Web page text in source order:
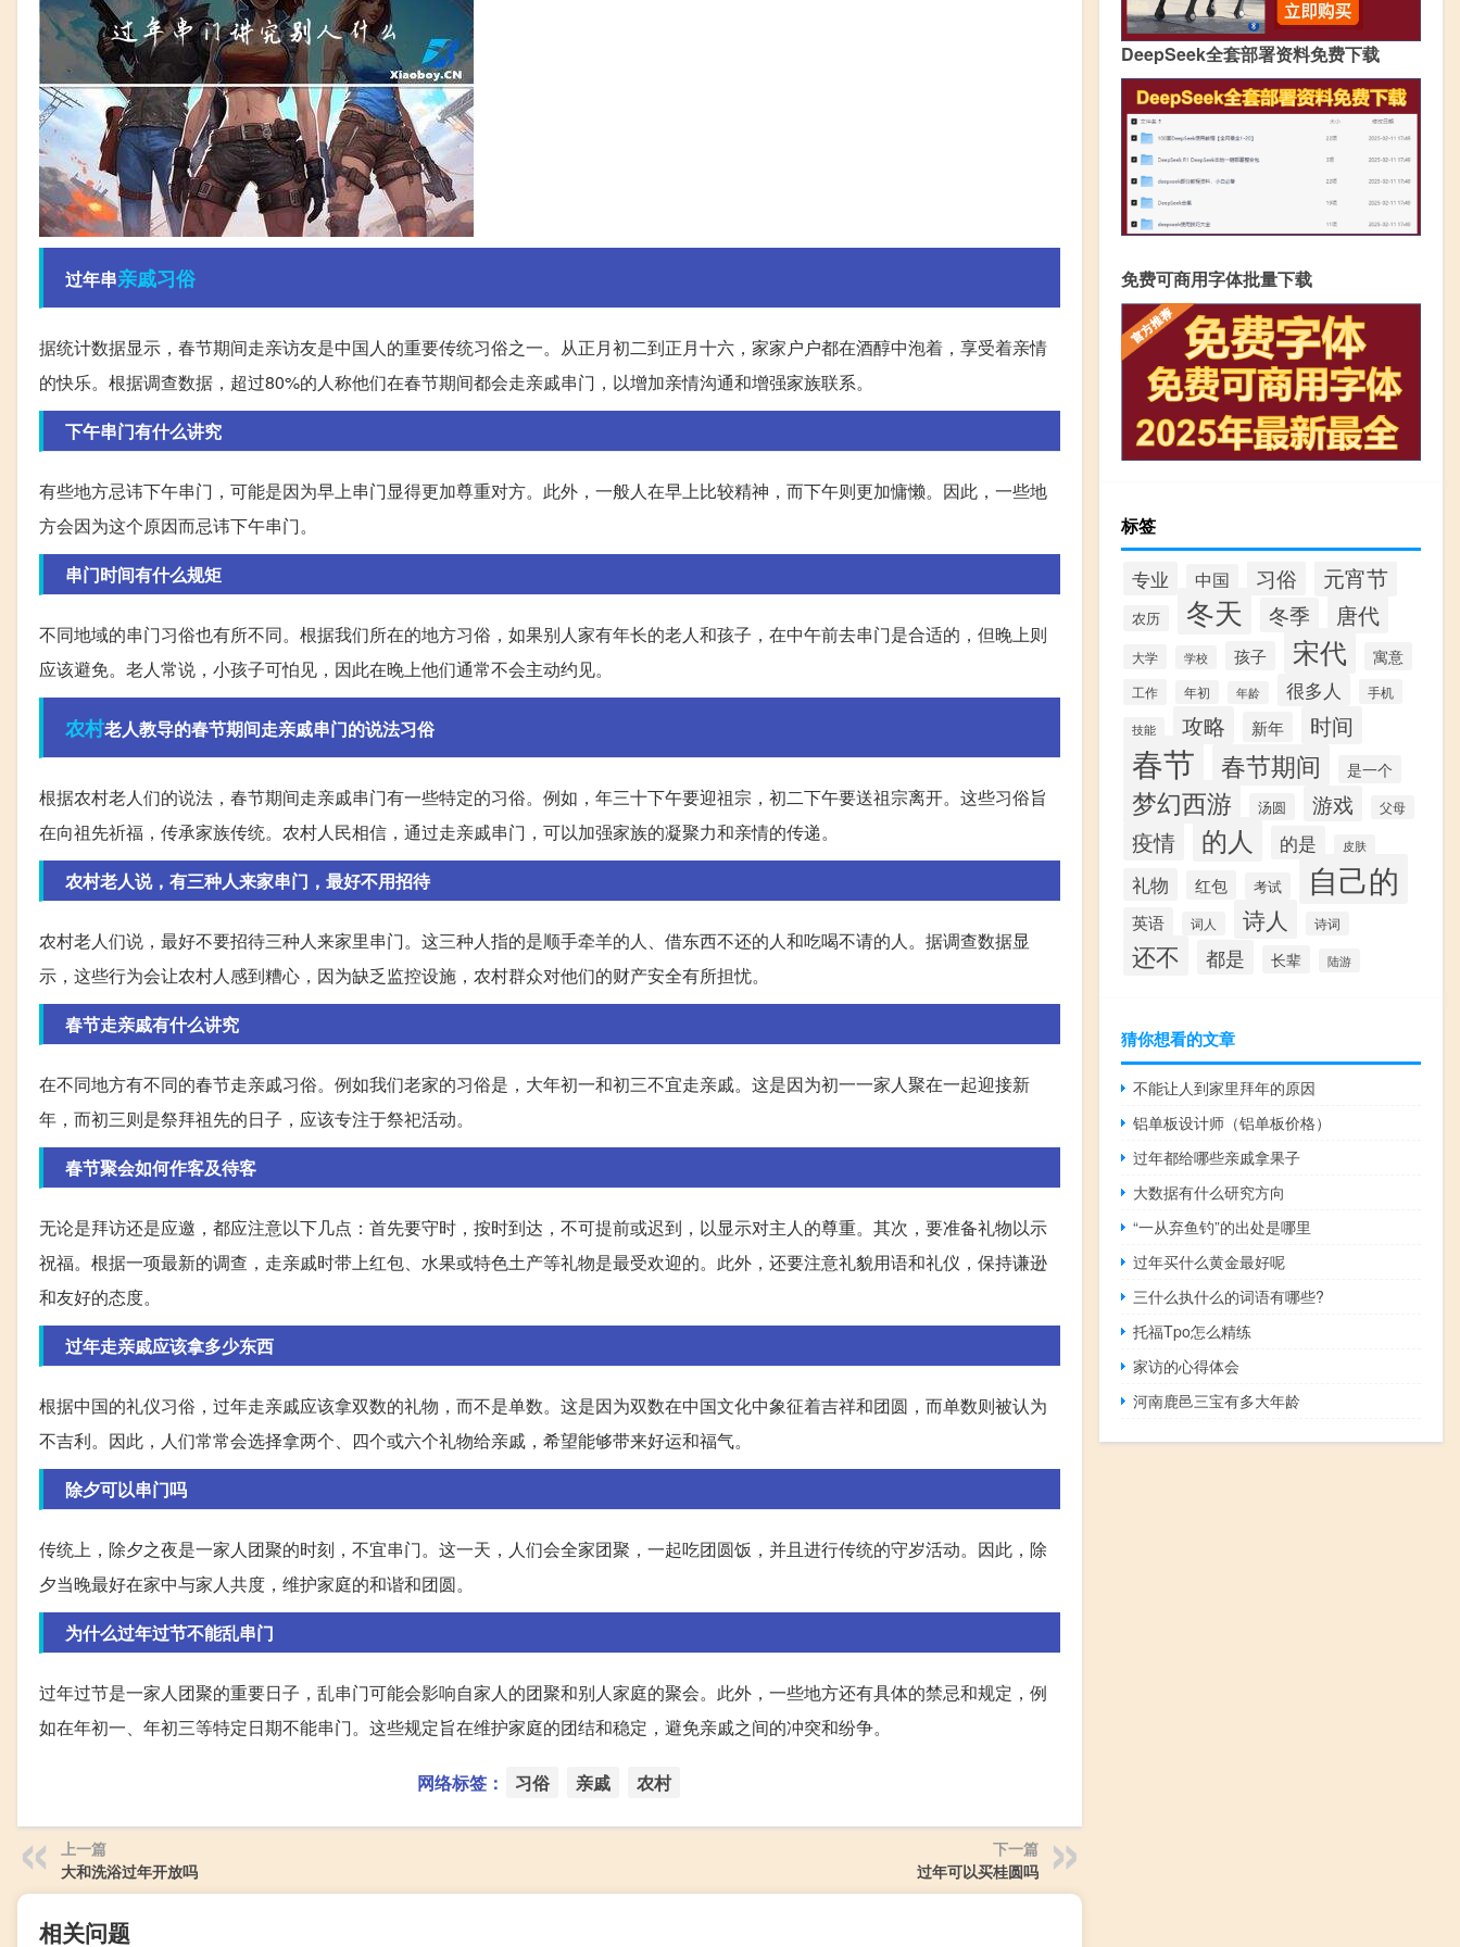
过年串亲戚习俗
据统计数据显示，春节期间走亲访友是中国人的重要传统习俗之一。从正月初二到正月十六，家家户户都在酒醇中泡着，享受着亲情
的快乐。根据调查数据，超过80%的人称他们在春节期间都会走亲戚串门，以增加亲情沟通和增强家族联系。
下午串门有什么讲究
有些地方忌讳下午串门，可能是因为早上串门显得更加尊重对方。此外，一般人在早上比较精神，而下午则更加慵懒。因此，一些地
方会因为这个原因而忌讳下午串门。
串门时间有什么规矩
不同地域的串门习俗也有所不同。根据我们所在的地方习俗，如果别人家有年长的老人和孩子，在中午前去串门是合适的，但晚上则
应该避免。老人常说，小孩子可怕见，因此在晚上他们通常不会主动约见。
农村老人教导的春节期间走亲戚串门的说法习俗
根据农村老人们的说法，春节期间走亲戚串门有一些特定的习俗。例如，年三十下午要迎祖宗，初二下午要送祖宗离开。这些习俗旨
在向祖先祈福，传承家族传统。农村人民相信，通过走亲戚串门，可以加强家族的凝聚力和亲情的传递。
农村老人说，有三种人来家串门，最好不用招待
农村老人们说，最好不要招待三种人来家里串门。这三种人指的是顺手牵羊的人、借东西不还的人和吃喝不请的人。据调查数据显
示，这些行为会让农村人感到糟心，因为缺乏监控设施，农村群众对他们的财产安全有所担忧。
春节走亲戚有什么讲究
在不同地方有不同的春节走亲戚习俗。例如我们老家的习俗是，大年初一和初三不宜走亲戚。这是因为初一一家人聚在一起迎接新
年，而初三则是祭拜祖先的日子，应该专注于祭祀活动。
春节聚会如何作客及待客
无论是拜访还是应邀，都应注意以下几点：首先要守时，按时到达，不可提前或迟到，以显示对主人的尊重。其次，要准备礼物以示
祝福。根据一项最新的调查，走亲戚时带上红包、水果或特色土产等礼物是最受欢迎的。此外，还要注意礼貌用语和礼仪，保持谦逊
和友好的态度。
过年走亲戚应该拿多少东西
根据中国的礼仪习俗，过年走亲戚应该拿双数的礼物，而不是单数。这是因为双数在中国文化中象征着吉祥和团圆，而单数则被认为
不吉利。因此，人们常常会选择拿两个、四个或六个礼物给亲戚，希望能够带来好运和福气。
除夕可以串门吗
传统上，除夕之夜是一家人团聚的时刻，不宜串门。这一天，人们会全家团聚，一起吃团圆饭，并且进行传统的守岁活动。因此，除
夕当晚最好在家中与家人共度，维护家庭的和谐和团圆。
为什么过年过节不能乱串门
过年过节是一家人团聚的重要日子，乱串门可能会影响自家人的团聚和别人家庭的聚会。此外，一些地方还有具体的禁忌和规定，例
如在年初一、年初三等特定日期不能串门。这些规定旨在维护家庭的团结和稳定，避免亲戚之间的冲突和纷争。
网络标签： 习俗 亲戚 农村
上一篇
大和洗浴过年开放吗
下一篇
过年可以买桂圆吗
相关问题
DeepSeek全套部署资料免费下载
免费可商用字体批量下载
标签
专业 中国 习俗 元宵节
农历 冬天 冬季 唐代
大学 学校 孩子 宋代 寓意
工作 年初 年龄 很多人 手机
技能 攻略 新年 时间
春节 春节期间 是一个
梦幻西游 汤圆 游戏 父母
疫情 的人 的是 皮肤
礼物 红包 考试 自己的
英语 词人 诗人 诗词
还不 都是 长辈 陆游
猜你想看的文章
不能让人到家里拜年的原因
铝单板设计师（铝单板价格）
过年都给哪些亲戚拿果子
大数据有什么研究方向
“一从弃鱼钓”的出处是哪里
过年买什么黄金最好呢
三什么执什么的词语有哪些?
托福Tpo怎么精练
家访的心得体会
河南鹿邑三宝有多大年龄